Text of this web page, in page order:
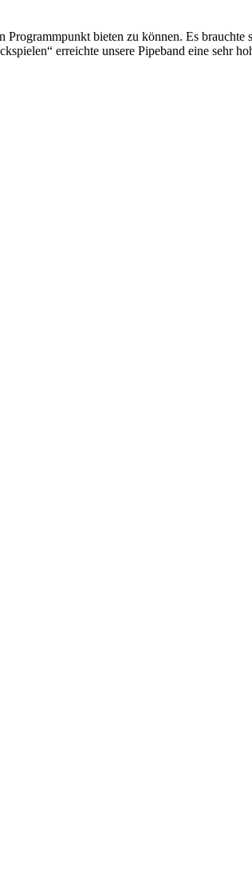
bieten zu können. Es
erreichte unsere Pipeband eine sehr